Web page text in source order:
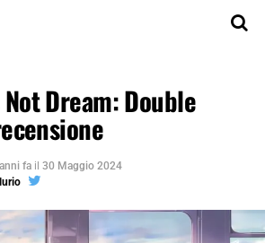
Dream: Double
fa il 30 Maggio 2024